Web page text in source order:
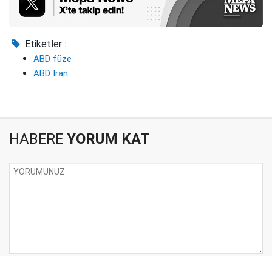
Etiketler :
ABD füze
ABD İran
HABERE YORUM KAT